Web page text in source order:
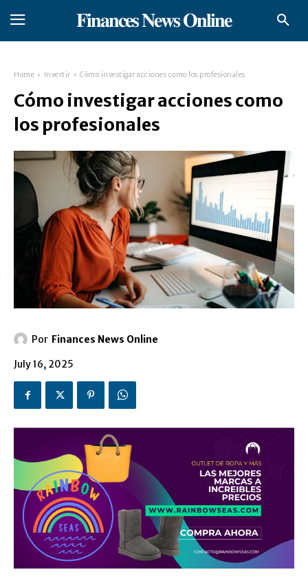
𝐅𝐢𝐧𝐚𝐧𝐜𝐞𝐬 𝐍𝐞𝐰𝐬 𝐎𝐧𝐥𝐢𝐧𝐞
Home Invertir Cómo investigar acciones como los profesionales
Cómo investigar acciones como
los profesionales
Por Finances News Online
July 16, 2025